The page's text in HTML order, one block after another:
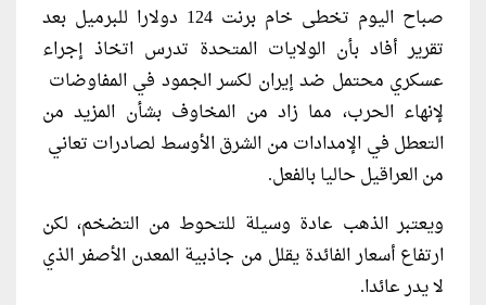
صباح اليوم تخطى خام برنت 124 دولارا للبرميل بعد
تقرير أفاد بأن الولايات المتحدة تدرس اتخاذ إجراء
عسكري محتمل ضد إيران لكسر ​الجمود في المفاوضات ​
لإنهاء الحرب، ⁠مما زاد من المخاوف بشأن المزيد من
التعطل في الإمدادات من الشرق الأوسط لصادرات تعاني ​
من العراقيل حاليا بالفعل.
ويعتبر الذهب عادة وسيلة للتحوط ​من ⁠التضخم، لكن
ارتفاع أسعار الفائدة يقلل من جاذبية المعدن الأصفر الذي
لا يدر عائدا.